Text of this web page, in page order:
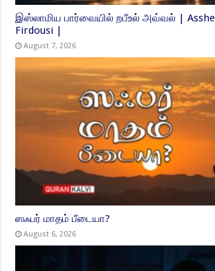
இஸ்லாமிய பார்வையில் றபீஉல் அவ்வல் |
Firdousi |
August 7, 2026
ஸஃபர் மாதம் பீடையா?
August 6, 2026